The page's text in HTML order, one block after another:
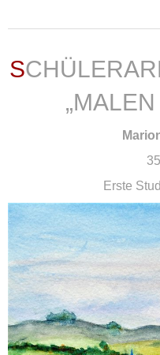
SCHÜLERARBEIT, AQUARELL
Erste